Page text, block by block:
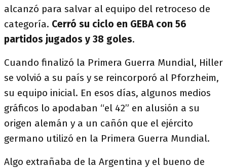
alcanzó para salvar al equipo del retroceso de
categoría. Cerró su ciclo en GEBA con 56
partidos jugados y 38 goles.
Cuando finalizó la Primera Guerra Mundial, Hiller
se volvió a su país y se reincorporó al Pforzheim,
su equipo inicial. En esos días, algunos medios
gráficos lo apodaban “el 42” en alusión a su
origen alemán y a un cañón que el ejército
germano utilizó en la Primera Guerra Mundial.
Algo extrañaba de la Argentina y el bueno de